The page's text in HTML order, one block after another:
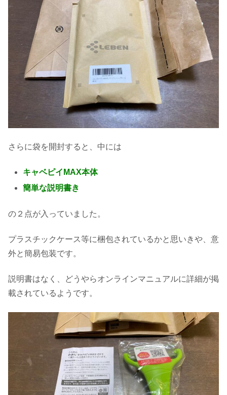
さらに袋を開封すると、中には
キャベピイMAX本体
簡単な説明書き
の２点が入っていました。
プラスチックケース等に梱包されているかと思いきや、意
外と簡易包装です。
説明書はなく、どうやらオンラインマニュアルに詳細が掲
載されているようです。